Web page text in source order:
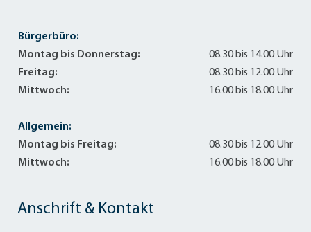
Anschrift & Kontakt
Bürgerbüro:
Montag bis Donnerstag:
08.30 bis 14.00 Uhr
Freitag:
08.30 bis 12.00 Uhr
Mittwoch:
16.00 bis 18.00 Uhr
Allgemein:
Montag bis Freitag:
08.30 bis 12.00 Uhr
Mittwoch:
16.00 bis 18.00 Uhr